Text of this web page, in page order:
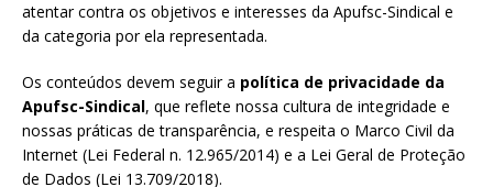
atentar contra os objetivos e interesses da Apufsc-Sindical e
da categoria por ela representada.
Os conteúdos devem seguir a política de privacidade da
Apufsc-Sindical, que reflete nossa cultura de integridade e
nossas práticas de transparência, e respeita o Marco Civil da
Internet (Lei Federal n. 12.965/2014) e a Lei Geral de Proteção
de Dados (Lei 13.709/2018).